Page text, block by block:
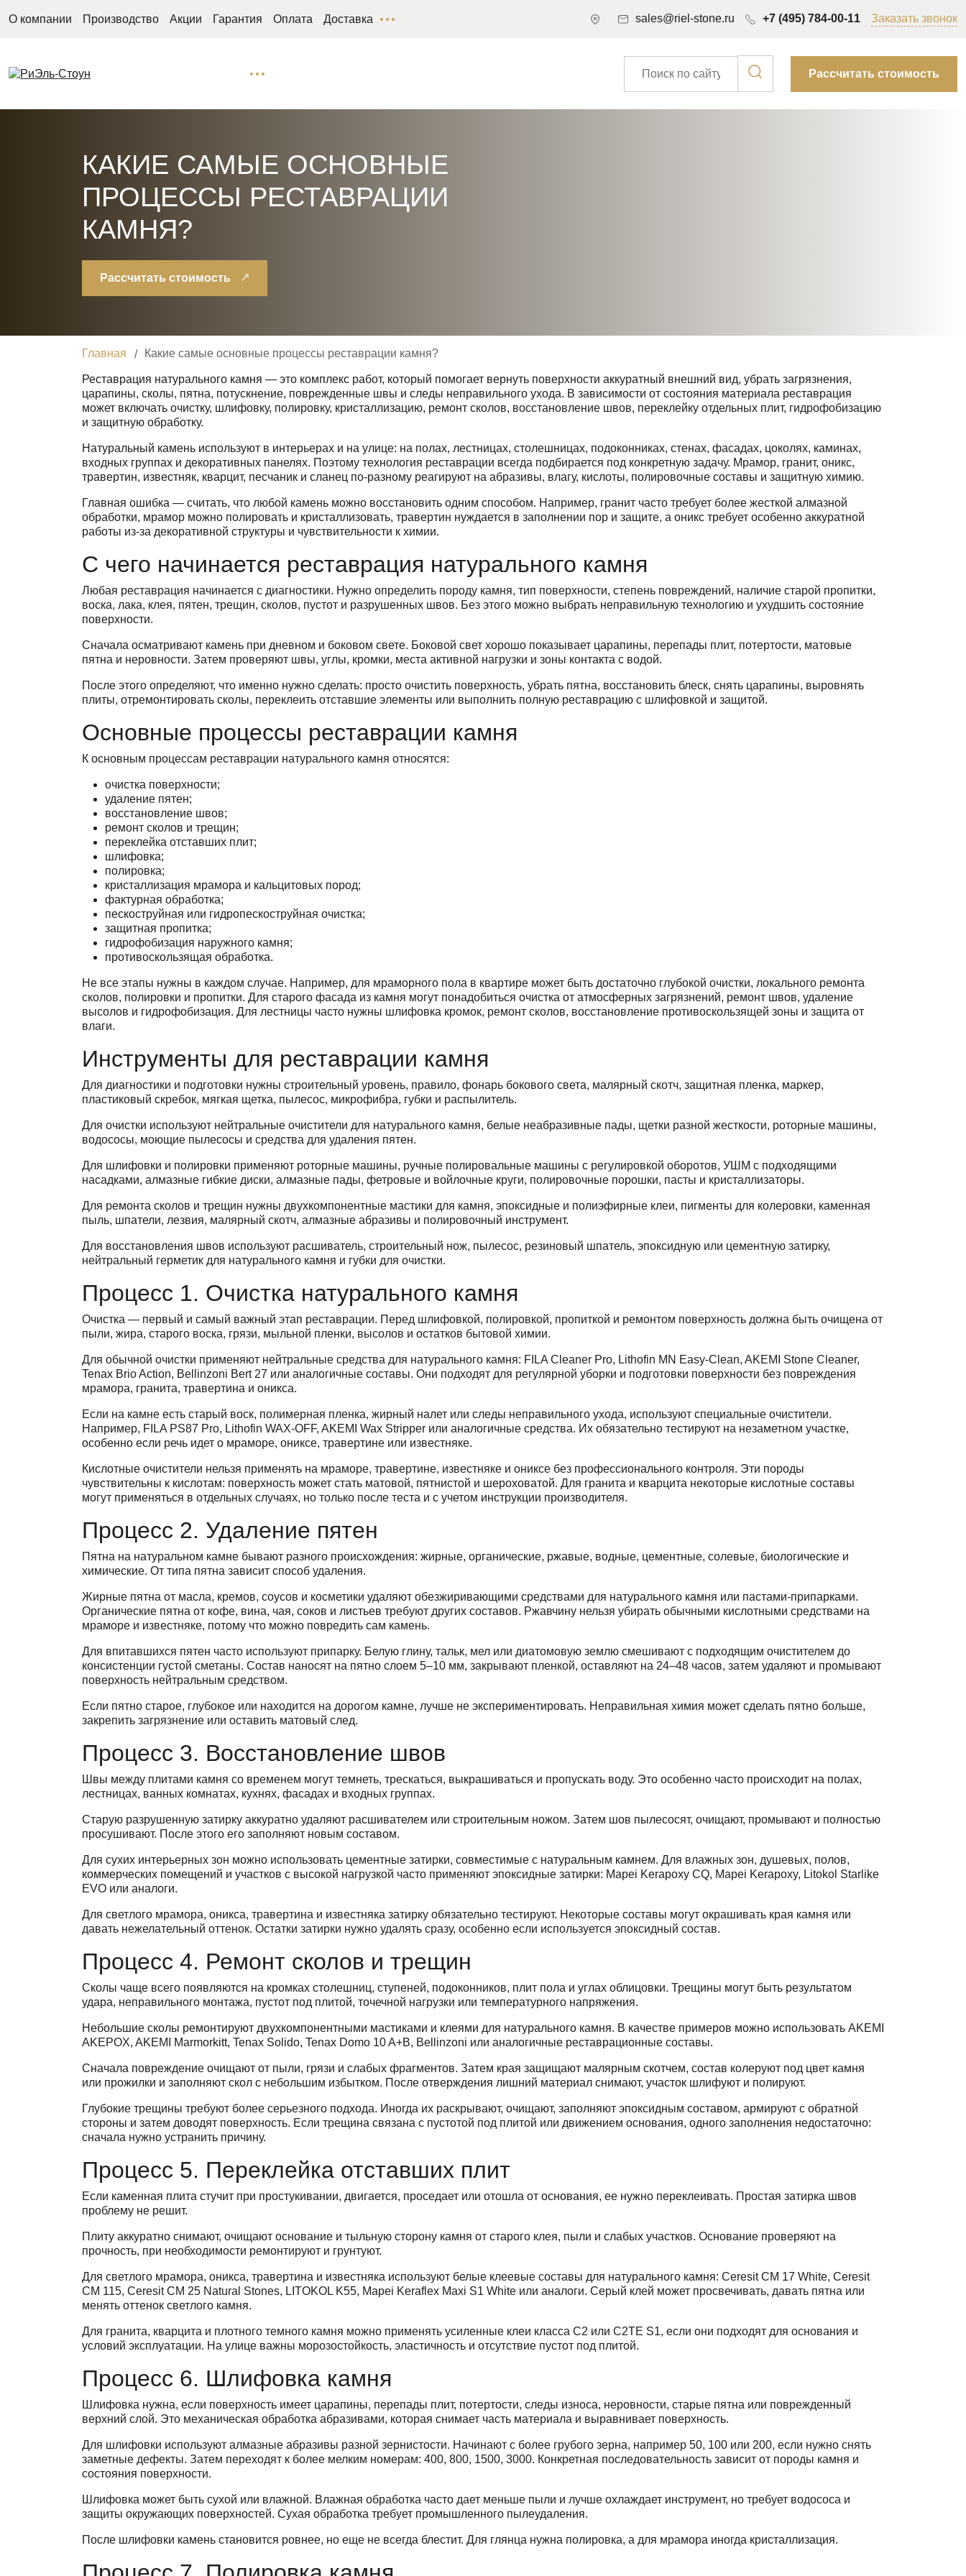
О компании Производство Акции Гарантия Оплата Доставка sales@riel-stone.ru +7 (495) 784-00-11 Заказать звонок
Рассчитать стоимость
КАКИЕ САМЫЕ ОСНОВНЫЕ
ПРОЦЕССЫ РЕСТАВРАЦИИ
КАМНЯ?
Рассчитать стоимость
Главная Какие самые основные процессы реставрации камня?
Реставрация натурального камня — это комплекс работ, который помогает вернуть поверхности аккуратный внешний вид, убрать загрязнения,
царапины, сколы, пятна, потускнение, поврежденные швы и следы неправильного ухода. В зависимости от состояния материала реставрация
может включать очистку, шлифовку, полировку, кристаллизацию, ремонт сколов, восстановление швов, переклейку отдельных плит, гидрофобизацию
и защитную обработку.
Натуральный камень используют в интерьерах и на улице: на полах, лестницах, столешницах, подоконниках, стенах, фасадах, цоколях, каминах,
входных группах и декоративных панелях. Поэтому технология реставрации всегда подбирается под конкретную задачу. Мрамор, гранит, оникс,
травертин, известняк, кварцит, песчаник и сланец по-разному реагируют на абразивы, влагу, кислоты, полировочные составы и защитную химию.
Главная ошибка — считать, что любой камень можно восстановить одним способом. Например, гранит часто требует более жесткой алмазной
обработки, мрамор можно полировать и кристаллизовать, травертин нуждается в заполнении пор и защите, а оникс требует особенно аккуратной
работы из-за декоративной структуры и чувствительности к химии.
С чего начинается реставрация натурального камня
Любая реставрация начинается с диагностики. Нужно определить породу камня, тип поверхности, степень повреждений, наличие старой пропитки,
воска, лака, клея, пятен, трещин, сколов, пустот и разрушенных швов. Без этого можно выбрать неправильную технологию и ухудшить состояние
поверхности.
Сначала осматривают камень при дневном и боковом свете. Боковой свет хорошо показывает царапины, перепады плит, потертости, матовые
пятна и неровности. Затем проверяют швы, углы, кромки, места активной нагрузки и зоны контакта с водой.
После этого определяют, что именно нужно сделать: просто очистить поверхность, убрать пятна, восстановить блеск, снять царапины, выровнять
плиты, отремонтировать сколы, переклеить отставшие элементы или выполнить полную реставрацию с шлифовкой и защитой.
Основные процессы реставрации камня
К основным процессам реставрации натурального камня относятся:
очистка поверхности;
удаление пятен;
восстановление швов;
ремонт сколов и трещин;
переклейка отставших плит;
шлифовка;
полировка;
кристаллизация мрамора и кальцитовых пород;
фактурная обработка;
пескоструйная или гидропескоструйная очистка;
защитная пропитка;
гидрофобизация наружного камня;
противоскользящая обработка.
Не все этапы нужны в каждом случае. Например, для мраморного пола в квартире может быть достаточно глубокой очистки, локального ремонта
сколов, полировки и пропитки. Для старого фасада из камня могут понадобиться очистка от атмосферных загрязнений, ремонт швов, удаление
высолов и гидрофобизация. Для лестницы часто нужны шлифовка кромок, ремонт сколов, восстановление противоскользящей зоны и защита от
влаги.
Инструменты для реставрации камня
Для диагностики и подготовки нужны строительный уровень, правило, фонарь бокового света, малярный скотч, защитная пленка, маркер,
пластиковый скребок, мягкая щетка, пылесос, микрофибра, губки и распылитель.
Для очистки используют нейтральные очистители для натурального камня, белые неабразивные пады, щетки разной жесткости, роторные машины,
водососы, моющие пылесосы и средства для удаления пятен.
Для шлифовки и полировки применяют роторные машины, ручные полировальные машины с регулировкой оборотов, УШМ с подходящими
насадками, алмазные гибкие диски, алмазные пады, фетровые и войлочные круги, полировочные порошки, пасты и кристаллизаторы.
Для ремонта сколов и трещин нужны двухкомпонентные мастики для камня, эпоксидные и полиэфирные клеи, пигменты для колеровки, каменная
пыль, шпатели, лезвия, малярный скотч, алмазные абразивы и полировочный инструмент.
Для восстановления швов используют расшиватель, строительный нож, пылесос, резиновый шпатель, эпоксидную или цементную затирку,
нейтральный герметик для натурального камня и губки для очистки.
Процесс 1. Очистка натурального камня
Очистка — первый и самый важный этап реставрации. Перед шлифовкой, полировкой, пропиткой и ремонтом поверхность должна быть очищена от
пыли, жира, старого воска, грязи, мыльной пленки, высолов и остатков бытовой химии.
Для обычной очистки применяют нейтральные средства для натурального камня: FILA Cleaner Pro, Lithofin MN Easy-Clean, AKEMI Stone Cleaner,
Tenax Brio Action, Bellinzoni Bert 27 или аналогичные составы. Они подходят для регулярной уборки и подготовки поверхности без повреждения
мрамора, гранита, травертина и оникса.
Если на камне есть старый воск, полимерная пленка, жирный налет или следы неправильного ухода, используют специальные очистители.
Например, FILA PS87 Pro, Lithofin WAX-OFF, AKEMI Wax Stripper или аналогичные средства. Их обязательно тестируют на незаметном участке,
особенно если речь идет о мраморе, ониксе, травертине или известняке.
Кислотные очистители нельзя применять на мраморе, травертине, известняке и ониксе без профессионального контроля. Эти породы
чувствительны к кислотам: поверхность может стать матовой, пятнистой и шероховатой. Для гранита и кварцита некоторые кислотные составы
могут применяться в отдельных случаях, но только после теста и с учетом инструкции производителя.
Процесс 2. Удаление пятен
Пятна на натуральном камне бывают разного происхождения: жирные, органические, ржавые, водные, цементные, солевые, биологические и
химические. От типа пятна зависит способ удаления.
Жирные пятна от масла, кремов, соусов и косметики удаляют обезжиривающими средствами для натурального камня или пастами-припарками.
Органические пятна от кофе, вина, чая, соков и листьев требуют других составов. Ржавчину нельзя убирать обычными кислотными средствами на
мраморе и известняке, потому что можно повредить сам камень.
Для впитавшихся пятен часто используют припарку. Белую глину, тальк, мел или диатомовую землю смешивают с подходящим очистителем до
консистенции густой сметаны. Состав наносят на пятно слоем 5–10 мм, закрывают пленкой, оставляют на 24–48 часов, затем удаляют и промывают
поверхность нейтральным средством.
Если пятно старое, глубокое или находится на дорогом камне, лучше не экспериментировать. Неправильная химия может сделать пятно больше,
закрепить загрязнение или оставить матовый след.
Процесс 3. Восстановление швов
Швы между плитами камня со временем могут темнеть, трескаться, выкрашиваться и пропускать воду. Это особенно часто происходит на полах,
лестницах, ванных комнатах, кухнях, фасадах и входных группах.
Старую разрушенную затирку аккуратно удаляют расшивателем или строительным ножом. Затем шов пылесосят, очищают, промывают и полностью
просушивают. После этого его заполняют новым составом.
Для сухих интерьерных зон можно использовать цементные затирки, совместимые с натуральным камнем. Для влажных зон, душевых, полов,
коммерческих помещений и участков с высокой нагрузкой часто применяют эпоксидные затирки: Mapei Kerapoxy CQ, Mapei Kerapoxy, Litokol Starlike
EVO или аналоги.
Для светлого мрамора, оникса, травертина и известняка затирку обязательно тестируют. Некоторые составы могут окрашивать края камня или
давать нежелательный оттенок. Остатки затирки нужно удалять сразу, особенно если используется эпоксидный состав.
Процесс 4. Ремонт сколов и трещин
Сколы чаще всего появляются на кромках столешниц, ступеней, подоконников, плит пола и углах облицовки. Трещины могут быть результатом
удара, неправильного монтажа, пустот под плитой, точечной нагрузки или температурного напряжения.
Небольшие сколы ремонтируют двухкомпонентными мастиками и клеями для натурального камня. В качестве примеров можно использовать AKEMI
AKEPOX, AKEMI Marmorkitt, Tenax Solido, Tenax Domo 10 A+B, Bellinzoni или аналогичные реставрационные составы.
Сначала повреждение очищают от пыли, грязи и слабых фрагментов. Затем края защищают малярным скотчем, состав колеруют под цвет камня
или прожилки и заполняют скол с небольшим избытком. После отверждения лишний материал снимают, участок шлифуют и полируют.
Глубокие трещины требуют более серьезного подхода. Иногда их раскрывают, очищают, заполняют эпоксидным составом, армируют с обратной
стороны и затем доводят поверхность. Если трещина связана с пустотой под плитой или движением основания, одного заполнения недостаточно:
сначала нужно устранить причину.
Процесс 5. Переклейка отставших плит
Если каменная плита стучит при простукивании, двигается, проседает или отошла от основания, ее нужно переклеивать. Простая затирка швов
проблему не решит.
Плиту аккуратно снимают, очищают основание и тыльную сторону камня от старого клея, пыли и слабых участков. Основание проверяют на
прочность, при необходимости ремонтируют и грунтуют.
Для светлого мрамора, оникса, травертина и известняка используют белые клеевые составы для натурального камня: Ceresit CM 17 White, Ceresit
CM 115, Ceresit CM 25 Natural Stones, LITOKOL K55, Mapei Keraflex Maxi S1 White или аналоги. Серый клей может просвечивать, давать пятна или
менять оттенок светлого камня.
Для гранита, кварцита и плотного темного камня можно применять усиленные клеи класса C2 или C2TE S1, если они подходят для основания и
условий эксплуатации. На улице важны морозостойкость, эластичность и отсутствие пустот под плитой.
Процесс 6. Шлифовка камня
Шлифовка нужна, если поверхность имеет царапины, перепады плит, потертости, следы износа, неровности, старые пятна или поврежденный
верхний слой. Это механическая обработка абразивами, которая снимает часть материала и выравнивает поверхность.
Для шлифовки используют алмазные абразивы разной зернистости. Начинают с более грубого зерна, например 50, 100 или 200, если нужно снять
заметные дефекты. Затем переходят к более мелким номерам: 400, 800, 1500, 3000. Конкретная последовательность зависит от породы камня и
состояния поверхности.
Шлифовка может быть сухой или влажной. Влажная обработка часто дает меньше пыли и лучше охлаждает инструмент, но требует водососа и
защиты окружающих поверхностей. Сухая обработка требует промышленного пылеудаления.
После шлифовки камень становится ровнее, но еще не всегда блестит. Для глянца нужна полировка, а для мрамора иногда кристаллизация.